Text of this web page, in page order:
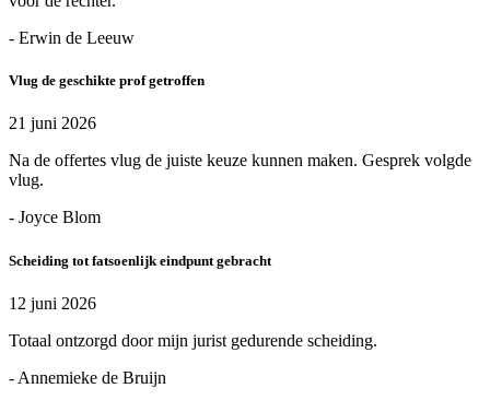
- Erwin de Leeuw
Vlug de geschikte prof getroffen
21 juni 2026
Na de offertes vlug de juiste keuze kunnen maken. Gesprek volgde
vlug.
- Joyce Blom
Scheiding tot fatsoenlijk eindpunt gebracht
12 juni 2026
Totaal ontzorgd door mijn jurist gedurende scheiding.
- Annemieke de Bruijn